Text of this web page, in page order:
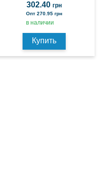
302.40 грн
Опт 270.95 грн
в наличии
Купить